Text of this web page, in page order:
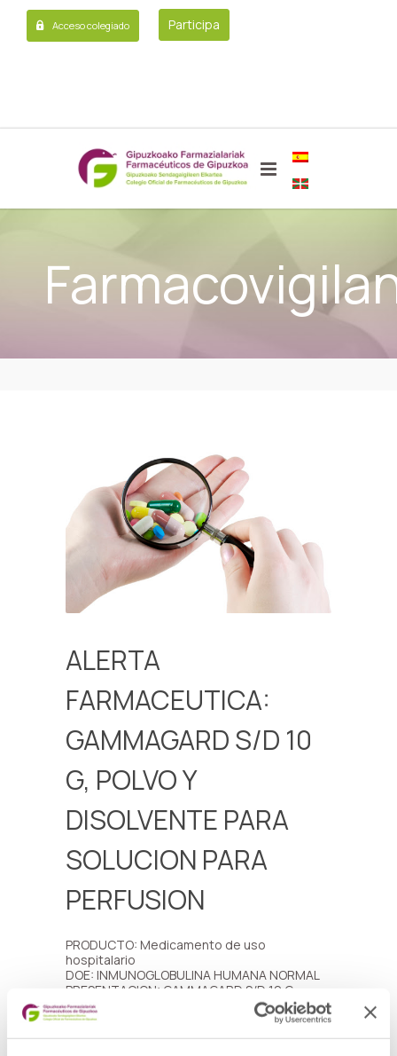
Acceso colegiado Participa
ALERTA
FARMACEUTICA:
GAMMAGARD S/D 10
G, POLVO Y
DISOLVENTE PARA
SOLUCION PARA
PERFUSION
PRODUCTO: Medicamento de uso
hospitalario
DOE: INMUNOGLOBULINA HUMANA NORMAL
PRESENTACION: GAMMAGARD S/D 10 G,
POLVO Y DISOLVENTE PARA SOLUCION PARA
PERFUSION , 1 frasco + 1 frasco de disolvente
CODIGO NACIONAL: 685636